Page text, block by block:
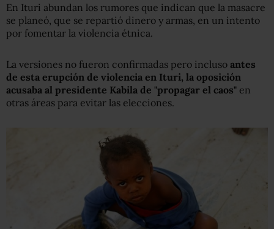
En Ituri abundan los rumores que indican que la masacre
se planeó, que se repartió dinero y armas, en un intento
por fomentar la violencia étnica.
La versiones no fueron confirmadas pero incluso antes
de esta erupción de violencia en Ituri, la oposición
acusaba al presidente Kabila de "propagar el caos" en
otras áreas para evitar las elecciones.